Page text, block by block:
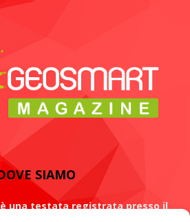
SIAMO
è una testata registrata presso il